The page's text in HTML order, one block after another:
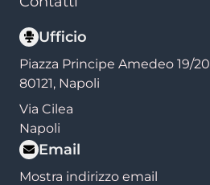
Ufficio
Piazza Principe Amedeo 19/20
80121, Napoli
Via Cilea
Napoli
Email
Mostra indirizzo email